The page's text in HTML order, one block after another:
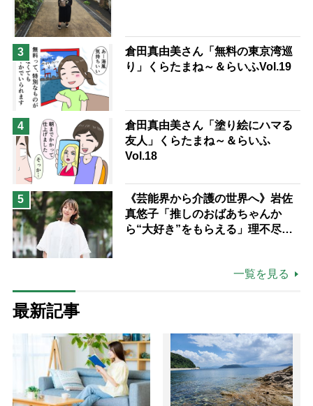
3
倉田真由美さん「無料の東京湾巡
り」くらたまね～＆らいふVol.19
4
倉田真由美さん「塗り絵にハマる
友人」くらたまね～＆らいふ
Vol.18
5
《芸能界から介護の世界へ》岩佐
真悠子「推しのおばあちゃんか
ら“大好き”をもらえる」理不尽さ
一覧を見る
最新記事